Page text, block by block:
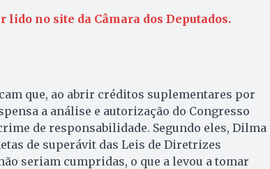
no site da Câmara dos Deputados.
que, ao abrir créditos suplementares por
a análise e autorização do Congresso
de responsabilidade. Segundo eles, Dilma
de superávit das Leis de Diretrizes
seriam cumpridas, o que a levou a tomar